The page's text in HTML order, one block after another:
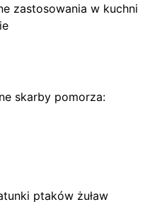
zastosowania w kuchni
skarby pomorza:
ptaków żuław